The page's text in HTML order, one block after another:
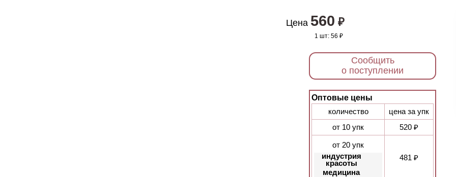
Цена 560 ₽
1 шт: 56 ₽
Сообщить
о поступлении
Оптовые цены
количество
цена за упк
от 10 упк
520 ₽
от 20 упк
индустрия
красоты
медицина
481 ₽